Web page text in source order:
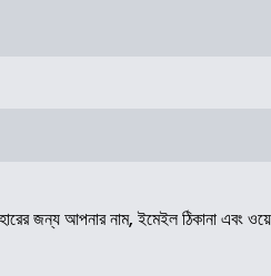
জন্য আপনার নাম, ইমেইল ঠিকানা এবং